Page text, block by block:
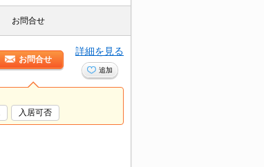
お問合せ
お問合せ
詳細を見る
追加
入居可否